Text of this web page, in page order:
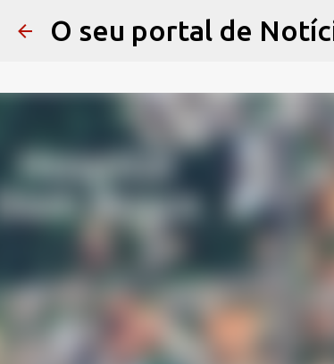
O seu portal de